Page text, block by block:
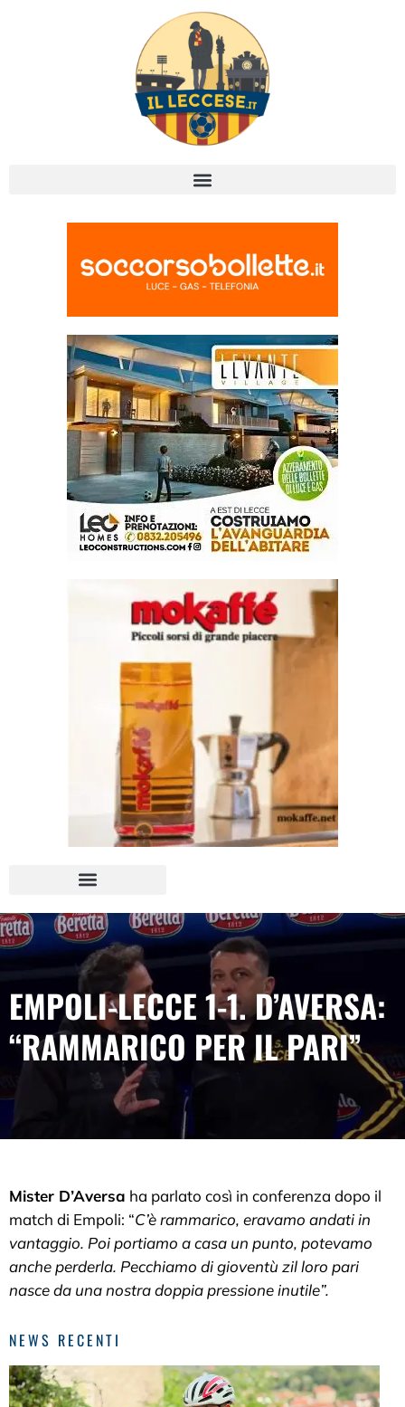
EMPOLI-LECCE 1-1. D’AVERSA:
“RAMMARICO PER IL PARI”
Mister D’Aversa ha parlato così in conferenza dopo il
match di Empoli: “C’è rammarico, eravamo andati in
vantaggio. Poi portiamo a casa un punto, potevamo
anche perderla. Pecchiamo di gioventù zil loro pari
nasce da una nostra doppia pressione inutile”.
NEWS RECENTI